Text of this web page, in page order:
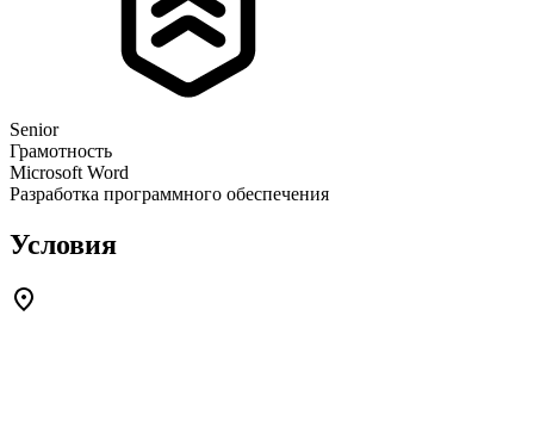
Senior
Грамотность
Microsoft Word
Разработка программного обеспечения
Условия